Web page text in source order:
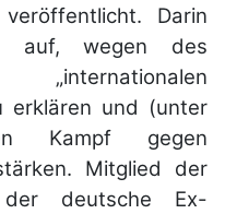
Darin
auf, wegen des
erklären und (unter
Kampf gegen
Mitglied der
deutsche Ex-